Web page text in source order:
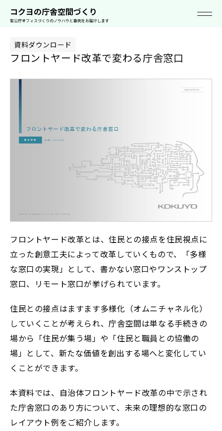
例 ョン
ィス
ー
って!?
コクヨの庁舎空間づくり
官公庁オフィスづくりのノウハウと事例をお届けします
資料ダウンロード
フロントヤード改革で変わる庁舎窓口
フロントヤード改革とは、住民との接点を住民視点に
立った創意工夫によって改革していくもので、「多様
な窓口の実現」として、書かない窓口やワンストップ
窓口、リモート窓口が挙げられています。
住民との接点はますます多様化（オムニチャネル化）
していくことが考えられ、庁舎空間は単なる手続きの
場から「住民が集う場」や「住民と職員との協働の
場」として、新たな価値を創出する場へと変化してい
くことができます。
本資料では、自治体フロントヤード改革の中で示され
た庁舎窓口のあり方について、未来の理想的な窓口の
レイアウト例をご紹介します。